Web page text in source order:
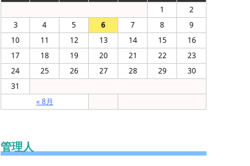
« 8月
1
2
3
4 5 6 7 8
9
10
11 12 13 14 15
16
17
18 19 20 21 22
23
24
25 26 27 28 29
30
31
管理人